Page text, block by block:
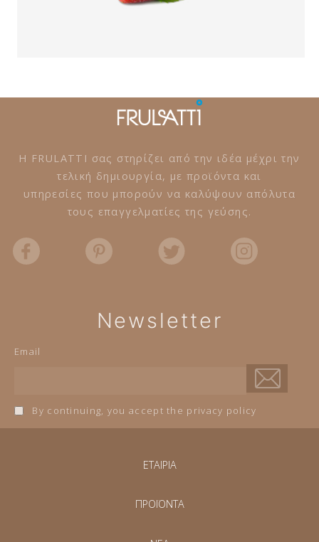
Η FRULATTI σας στηρίζει από την ιδέα μέχρι την
τελική δημιουργία, με προϊόντα και
υπηρεσίες που μπορούν να καλύψουν απόλυτα
τους επαγγελματίες της γεύσης.
Newsletter
Email
By continuing, you accept the privacy policy
ΕΤΑΙΡΙΑ
ΠΡΟΪΟΝΤΑ